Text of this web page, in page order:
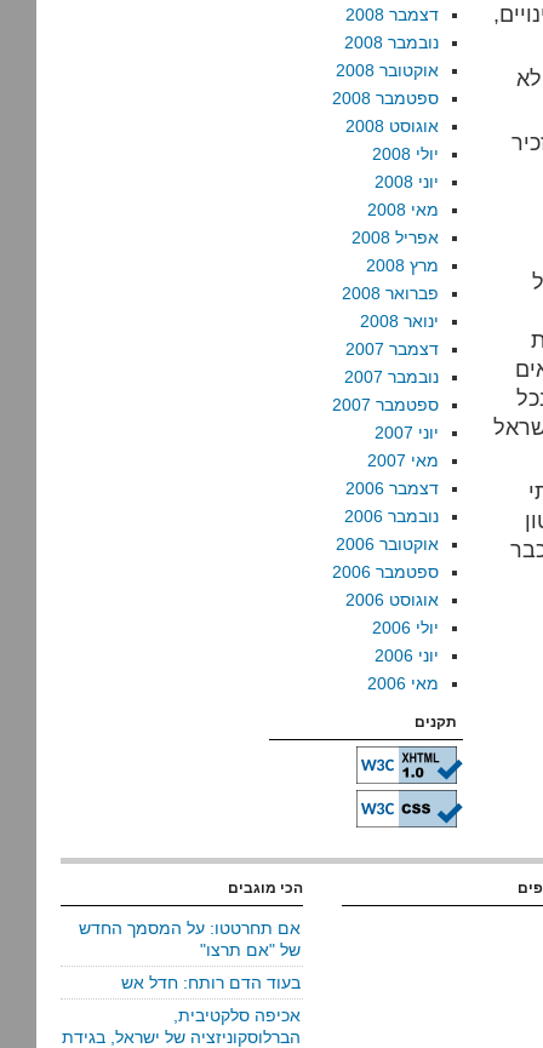
דצמבר 2008
נובמבר 2008
אוקטובר 2008
ספטמבר 2008
אוגוסט 2008
יולי 2008
יוני 2008
מאי 2008
אפריל 2008
מרץ 2008
פברואר 2008
ינואר 2008
דצמבר 2007
נובמבר 2007
ספטמבר 2007
יוני 2007
מאי 2007
דצמבר 2006
נובמבר 2006
אוקטובר 2006
ספטמבר 2006
אוגוסט 2006
יולי 2006
יוני 2006
מאי 2006
תקנים
הכי מוגבים
אם תחרטטו: על המסמך החדש
של "אם תרצו"
בעוד הדם רותח: חדל אש
אכיפה סלקטיבית,
הברלוסקוניזציה של ישראל, בגידת